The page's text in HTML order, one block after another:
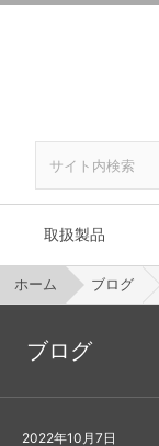
取扱製品
ホーム ブログ
ブログ
2022年10月7日